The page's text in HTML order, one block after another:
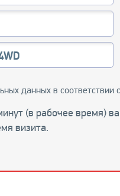
данных в соответствии с
(в рабочее время)
визита.